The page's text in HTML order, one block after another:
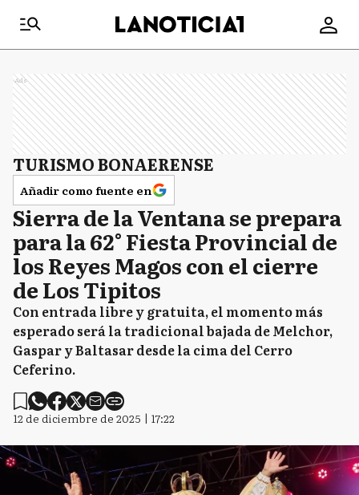
Ads
TURISMO BONAERENSE
Añadir como fuente en
Sierra de la Ventana se prepara
para la 62° Fiesta Provincial de
los Reyes Magos con el cierre
de Los Tipitos
Con entrada libre y gratuita, el momento más
esperado será la tradicional bajada de Melchor,
Gaspar y Baltasar desde la cima del Cerro
Ceferino.
12 de diciembre de 2025 | 17:22